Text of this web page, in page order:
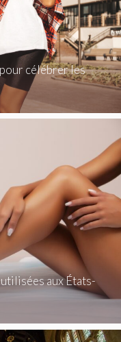
célébrer les
aux États-